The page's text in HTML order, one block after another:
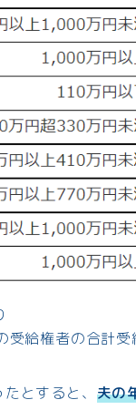
給権者の合計
とすると、 夫の